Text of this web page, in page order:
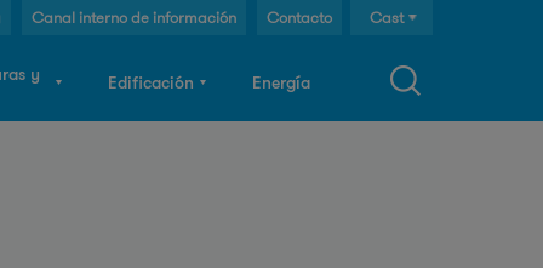
y
Edificación Energía
Cast
Eng
Canal interno de información Contacto